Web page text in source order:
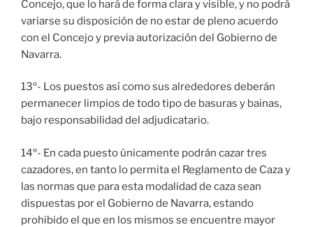
Concejo, que lo hará de forma clara y visible, y no podrá
variarse su disposición de no estar de pleno acuerdo
con el Concejo y previa autorización del Gobierno de
Navarra.
13º- Los puestos así como sus alrededores deberán
permanecer limpios de todo tipo de basuras y bainas,
bajo responsabilidad del adjudicatario.
14º- En cada puesto únicamente podrán cazar tres
cazadores, en tanto lo permita el Reglamento de Caza y
las normas que para esta modalidad de caza sean
dispuestas por el Gobierno de Navarra, estando
prohibido el que en los mismos se encuentre mayor